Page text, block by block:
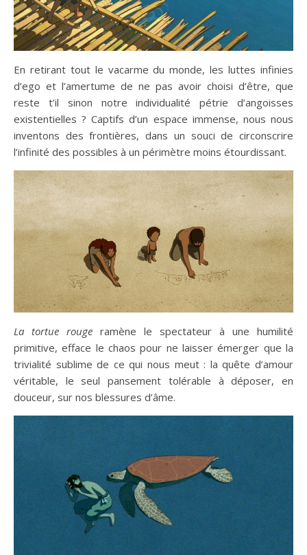
En retirant tout le vacarme du monde, les luttes infinies
d’ego et l’amertume de ne pas avoir choisi d’être, que
reste t’il sinon notre individualité pétrie d’angoisses
existentielles ? Captifs d’un espace immense, nous nous
inventons des frontières, dans un souci de circonscrire
l’infinité des possibles à un périmètre moins étourdissant.
La tortue rouge ramène le spectateur à une humilité
primitive, efface le chaos pour ne laisser émerger que la
trivialité sublime de ce qui nous meut : la quête d’amour
véritable, le seul pansement tolérable à déposer, en
douceur, sur nos blessures d’âme.